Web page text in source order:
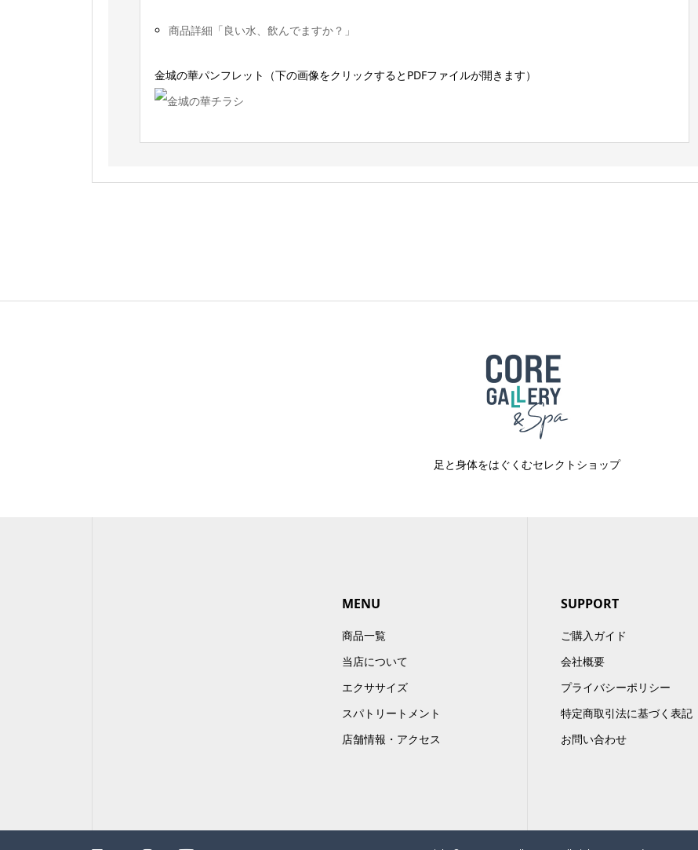
商品詳細「良い水、飲んでますか？」
金城の華パンフレット（下の画像をクリックするとPDFファイルが開きます）
足と身体をはぐくむセレクトショップ
MENU
商品一覧
当店について
エクササイズ
スパトリートメント
店舗情報・アクセス
SUPPORT
ご購入ガイド
会社概要
プライバシーポリシー
特定商取引法に基づく表記
お問い合わせ